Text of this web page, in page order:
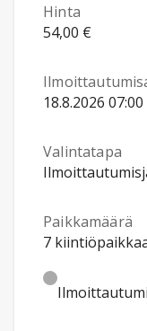
Hinta
54,00 €
18.8.2026
Valintatapa
Paikkamäärä
7